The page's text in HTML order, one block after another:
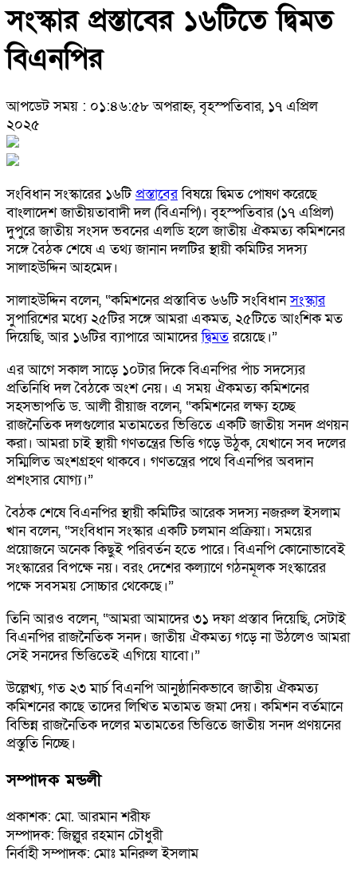
সংস্কার প্রস্তাবের ১৬টিতে দ্বিমত
বিএনপির
আপডেট সময় : ০১:৪৬:৫৮ অপরাহ্ন, বৃহস্পতিবার, ১৭ এপ্রিল
২০২৫
সংবিধান সংস্কারের ১৬টিপ্রস্তাবেরবিষয়ে দ্বিমত পোষণ করেছে
বাংলাদেশ জাতীয়তাবাদী দল (বিএনপি)। বৃহস্পতিবার (১৭ এপ্রিল)
দুপুরে জাতীয় সংসদ ভবনের এলডি হলে জাতীয় ঐকমত্য কমিশনের
সঙ্গে বৈঠক শেষে এ তথ্য জানান দলটির স্থায়ী কমিটির সদস্য
সালাহউদ্দিন আহমেদ।
সালাহউদ্দিন বলেন, “কমিশনের প্রস্তাবিত ৬৬টি সংবিধানসংস্কার
সুপারিশের মধ্যে ২৫টির সঙ্গে আমরা একমত, ২৫টিতে আংশিক মত
দিয়েছি, আর ১৬টির ব্যাপারে আমাদেরদ্বিমতরয়েছে।”
এর আগে সকাল সাড়ে ১০টার দিকে বিএনপির পাঁচ সদস্যের
প্রতিনিধি দল বৈঠকে অংশ নেয়। এ সময় ঐকমত্য কমিশনের
সহসভাপতি ড. আলী রীয়াজ বলেন, “কমিশনের লক্ষ্য হচ্ছে
রাজনৈতিক দলগুলোর মতামতের ভিত্তিতে একটি জাতীয় সনদ প্রণয়ন
করা। আমরা চাই স্থায়ী গণতন্ত্রের ভিত্তি গড়ে উঠুক, যেখানে সব দলের
সম্মিলিত অংশগ্রহণ থাকবে। গণতন্ত্রের পথে বিএনপির অবদান
প্রশংসার যোগ্য।”
বৈঠক শেষে বিএনপির স্থায়ী কমিটির আরেক সদস্য নজরুল ইসলাম
খান বলেন, “সংবিধান সংস্কার একটি চলমান প্রক্রিয়া। সময়ের
প্রয়োজনে অনেক কিছুই পরিবর্তন হতে পারে। বিএনপি কোনোভাবেই
সংস্কারের বিপক্ষে নয়। বরং দেশের কল্যাণে গঠনমূলক সংস্কারের
পক্ষে সবসময় সোচ্চার থেকেছে।”
তিনি আরও বলেন, “আমরা আমাদের ৩১ দফা প্রস্তাব দিয়েছি, সেটাই
বিএনপির রাজনৈতিক সনদ। জাতীয় ঐকমত্য গড়ে না উঠলেও আমরা
সেই সনদের ভিত্তিতেই এগিয়ে যাবো।”
উল্লেখ্য, গত ২৩ মার্চ বিএনপি আনুষ্ঠানিকভাবে জাতীয় ঐকমত্য
কমিশনের কাছে তাদের লিখিত মতামত জমা দেয়। কমিশন বর্তমানে
বিভিন্ন রাজনৈতিক দলের মতামতের ভিত্তিতে জাতীয় সনদ প্রণয়নের
প্রস্তুতি নিচ্ছে।
সম্পাদক মন্ডলী
প্রকাশক: মো. আরমান শরীফ
সম্পাদক: জিল্লুর রহমান চৌধুরী
নির্বাহী সম্পাদক: মোঃ মনিরুল ইসলাম